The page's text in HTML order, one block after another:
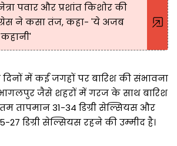
पवार और प्रशांत किशोर की
ने कसा तंज, कहा- 'ये अजब
में कई जगहों पर बारिश की संभावना
जैसे शहरों में गरज के साथ बारिश
तापमान 31-34 डिग्री सेल्सियस और
डिग्री सेल्सियस रहने की उम्मीद है।